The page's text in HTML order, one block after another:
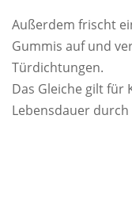
Außerdem frischt
Gummis auf und
Türdichtungen.
Das Gleiche gilt für
Lebensdauer